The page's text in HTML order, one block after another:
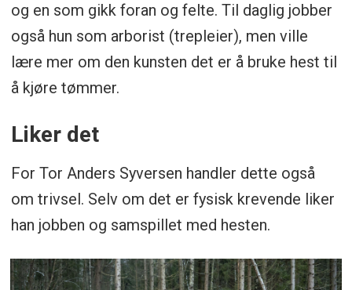
og en som gikk foran og felte. Til daglig jobber
også hun som arborist (trepleier), men ville
lære mer om den kunsten det er å bruke hest til
å kjøre tømmer.
Liker det
For Tor Anders Syversen handler dette også
om trivsel. Selv om det er fysisk krevende liker
han jobben og samspillet med hesten.